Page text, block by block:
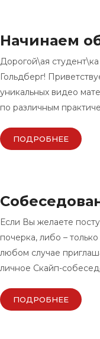
Начинаем
Дорогой\ая
Гольдберг!
уникальных видео
по различным
ПОДРОБНЕЕ
Если Вы желаете
почерка, либо –
любом случае
личное Скайп-
ПОДРОБНЕЕ